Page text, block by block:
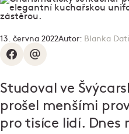
13. června 2022Autor: Blanka
Studoval ve
prošel menšími
pro tisíce lidí. Dnes